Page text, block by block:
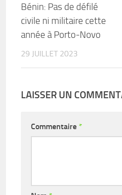
Bénin: Pas de défilé
civile ni militaire cette
année à Porto-Novo
29 JUILLET 2023
LAISSER UN
Commentaire *